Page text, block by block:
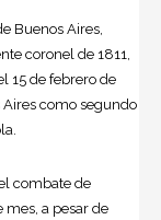
Buenos Aires,
coronel de 1811,
15 de febrero de
como segundo
combate de
mes, a pesar de